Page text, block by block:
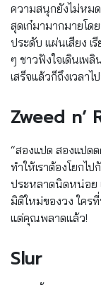
ความสนุกยังไม่หมด
สุดเก๋มามากมายโด
ประดับ แผ่นเสียง
ๆ ชาวฟังใจเดินเพ
เสร็จแล้วก็ถึงเวลา
Zweed n’
“สองแปด สองแปด
ทำให้เราต้องโยกไ
ประหลาดนิดหน่อย
มิติใหม่ของวง ใคร
แต่คุณพลาดแล้ว!
Slur